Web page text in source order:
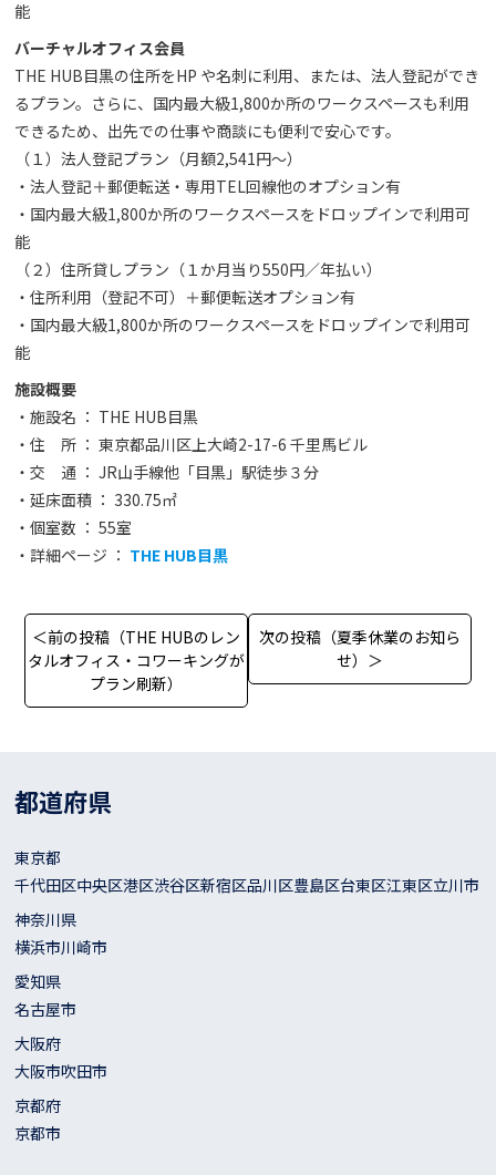
能
バーチャルオフィス会員
THE HUB目黒の住所をHP や名刺に利用、または、法人登記ができ
るプラン。さらに、国内最大級1,800か所のワークスペースも利用
できるため、出先での仕事や商談にも便利で安心です。
（１）法人登記プラン（月額2,541円〜）
・法人登記＋郵便転送・専用TEL回線他のオプション有
・国内最大級1,800か所のワークスペースをドロップインで利用可
能
（２）住所貸しプラン（１か月当り550円／年払い）
・住所利用（登記不可）＋郵便転送オプション有
・国内最大級1,800か所のワークスペースをドロップインで利用可
能
施設概要
・施設名 ： THE HUB目黒
・住 所 ： 東京都品川区上大崎2-17-6 千里馬ビル
・交 通 ： JR山手線他「目黒」駅徒歩３分
・延床面積 ： 330.75㎡
・個室数 ： 55室
・詳細ページ ： THE HUB目黒
＜前の投稿（THE HUBのレン
タルオフィス・コワーキングが
プラン刷新）
次の投稿（夏季休業のお知ら
せ）＞
都道府県
東京都
千代田区中央区港区渋谷区新宿区品川区豊島区台東区江東区立川市
神奈川県
横浜市川崎市
愛知県
名古屋市
大阪府
大阪市吹田市
京都府
京都市